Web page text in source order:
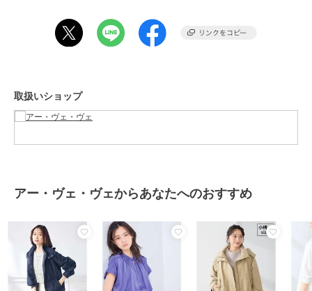
使い勝手のよいミディ丈でデイリーから通勤までシーンレスに活躍。
春も秋も重宝間違いなし。
--------------------
透け感：なし
伸縮性：あり
光沢感：なし
生地の厚さ：ふつう
--------------------
取扱いショップ
アー・ヴェ・ヴェからあなたへのおすすめ